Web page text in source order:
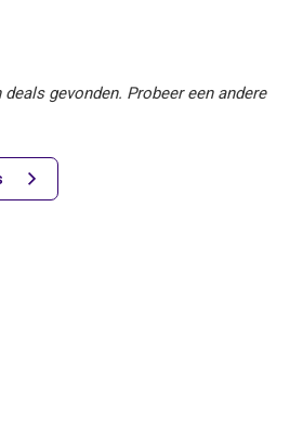
gevonden. Probeer een andere